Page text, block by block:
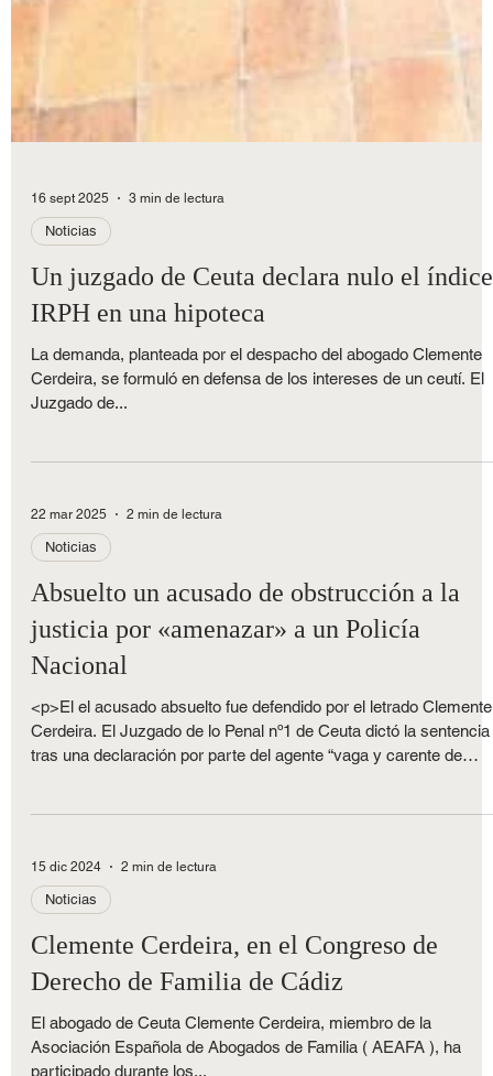
16 sept 2025
Noticias
Un juzgado de Ceuta declara nulo el índice
IRPH en una hipoteca
La demanda, planteada por el despacho del abogado Clemente
22 mar 2025
Noticias
Absuelto un acusado de obstrucción a la
justicia por «amenazar» a un Policía
Nacional
<p>El el acusado absuelto fue defendido por el letrado Clemente
</p>
15 dic 2024
Noticias
Clemente Cerdeira, en el Congreso de
Derecho de Familia de Cádiz
El abogado de Ceuta Clemente Cerdeira, miembro de la